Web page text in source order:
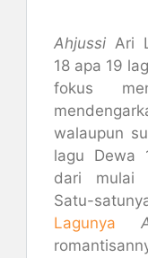
Ahjussi Ari
18 apa 19
fokus
walaupun
lagu Dewa
dari mulai
Satu-
Lagunya